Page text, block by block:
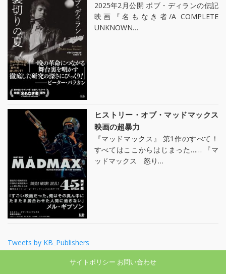
2025年2月公開 ボブ・ディランの伝記
映画『名もなき者/A COMPLETE
UNKNOWN…
ヒストリー・オブ・マッドマックス
映画の超暴力
『マッドマックス』 第1作のすべて！
すべてはここからはじまった…… 『マ
ッドマックス 怒り…
Tweets by KB_Publishers
サイトポリシー お問い合わせ